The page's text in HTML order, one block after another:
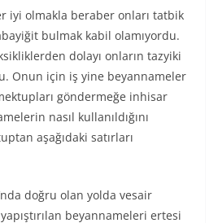
iyi olmakla beraber onları tatbik
bulmak kabil olamıyordu.
dolayı onların tazyiki
Onun için iş yine beyannameler
göndermeğe inhisar
nasıl kullanıldığını
aşağıdaki satırları
doğru olan yolda vesair
beyannameleri ertesi